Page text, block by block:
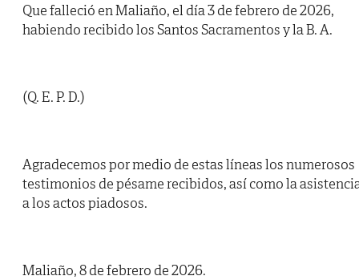
Que falleció en Maliaño, el día 3 de febrero de 2026,
habiendo recibido los Santos Sacramentos y la B. A.
(Q. E. P. D.)
Agradecemos por medio de estas líneas los numerosos
testimonios de pésame recibidos, así como la
a los actos piadosos.
Maliaño, 8 de febrero de 2026.